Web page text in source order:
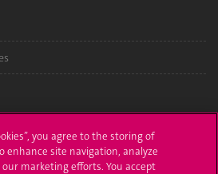
you agree to the storing of
enhance site navigation, analyze
marketing efforts. You accept